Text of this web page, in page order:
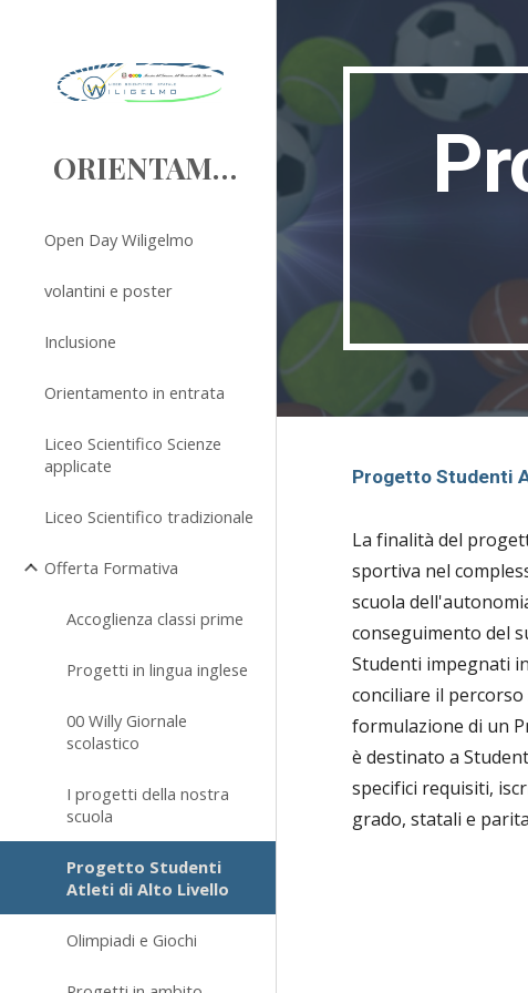
Skip
ORIENTAMENTO
Open Day Wiligelmo
volantini e poster
Inclusione
Orientamento in entrata
Liceo Scientifico Scienze
applicate
Liceo Scientifico tradizionale
Offerta Formativa
Accoglienza classi prime
Progetti in lingua inglese
00 Willy Giornale
scolastico
I progetti della nostra
scuola
Progetto Studenti
Atleti di Alto Livello
Olimpiadi e Giochi
Progetto Studenti
La finalità del
sportiva nel
scuola
conseguimento del
Studenti impegnati
conciliare il
formulazione di un
è destinato a
specifici requisiti,
grado, statali e